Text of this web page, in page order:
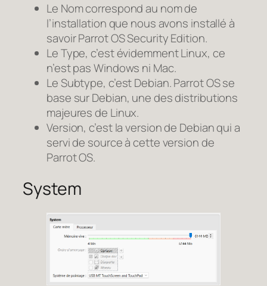
Le Nom correspond au nom de
l’installation que nous avons installé à
savoir Parrot OS Security Edition.
Le Type, c’est évidemment Linux, ce
n’est pas Windows ni Mac.
Le Subtype, c’est Debian. Parrot OS se
base sur Debian, une des distributions
majeures de Linux.
Version, c’est la version de Debian qui a
servi de source à cette version de
Parrot OS.
System